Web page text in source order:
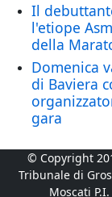
Il
l'etiope
della
Domenica
di Baviera
gara
© Copyright
Tribunale di
Moscati